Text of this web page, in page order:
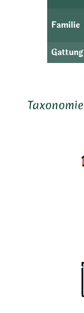
Familie
Gattung
Taxonomie